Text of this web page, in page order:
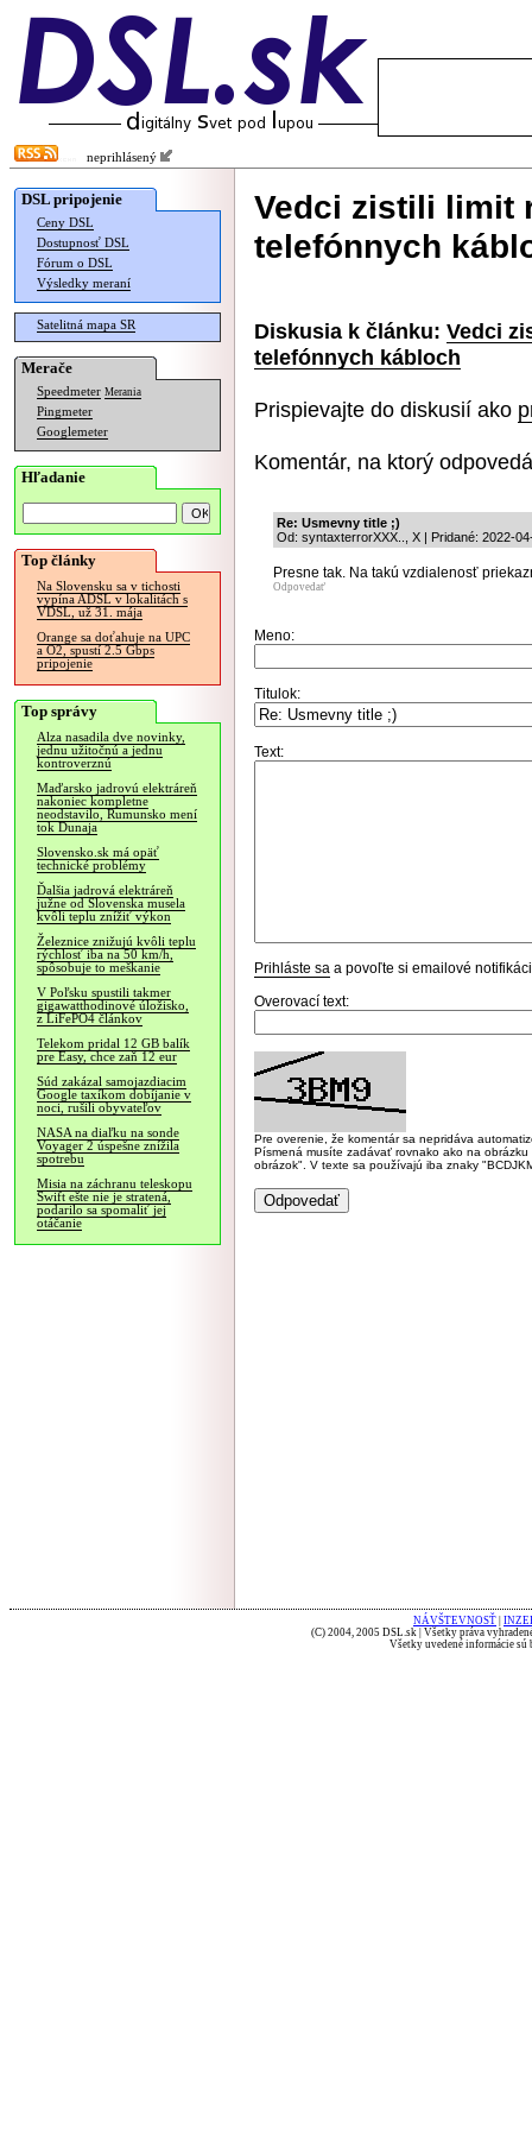
neprihlásený
DSL pripojenie
Ceny DSL
Dostupnosť DSL
Fórum o DSL
Výsledky meraní
Satelitná mapa SR
Merače
Speedmeter Merania
Pingmeter
Googlemeter
Hľadanie
Top články
Na Slovensku sa v tichosti
vypína ADSL v lokalitách s
VDSL, už 31. mája
Orange sa doťahuje na UPC
a O2, spustí 2.5 Gbps
pripojenie
Top správy
Alza nasadila dve novinky,
jednu užitočnú a jednu
kontroverznú
Maďarsko jadrovú elektráreň
nakoniec kompletne
neodstavilo, Rumunsko mení
tok Dunaja
Slovensko.sk má opäť
technické problémy
Ďalšia jadrová elektráreň
južne od Slovenska musela
kvôli teplu znížiť výkon
Železnice znižujú kvôli teplu
rýchlosť iba na 50 km/h,
spôsobuje to meškanie
V Poľsku spustili takmer
gigawatthodinové úložisko,
z LiFePO4 článkov
Telekom pridal 12 GB balík
pre Easy, chce zaň 12 eur
Súd zakázal samojazdiacim
Google taxíkom dobíjanie v
noci, rušili obyvateľov
NASA na diaľku na sonde
Voyager 2 úspešne znížila
spotrebu
Misia na záchranu teleskopu
Swift ešte nie je stratená,
podarilo sa spomaliť jej
otáčanie
Vedci zistili limit
telefónnych
Diskusia k článku: Vedci
telefónnych kábloch
Prispievajte do diskusií ako
Komentár, na ktorý
Re: Usmevny title ;)
Od: syntaxterrorXXX.., X | Pridané: 2022-
Presne tak. Na takú vzdialenosť
Odpovedať
Meno:
Titulok:
Text:
Prihláste sa a povoľte si emailové
Overovací text:
Pre overenie, že komentár sa nepridáva
Písmená musíte zadávať rovnako ako na
obrázok". V texte sa používajú iba znaky
NÁVŠTEVNOSŤ
(C) 2004, 2005 DSL.sk | Všetky práva
Všetky uvedené informácie sú